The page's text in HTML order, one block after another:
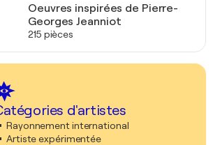
Oeuvres inspirées de Pierre-
Georges Jeanniot
215 pièces
d'artistes
Rayonnement international
Artiste expérimentée